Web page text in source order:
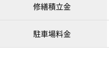
修繕積立金
駐車場料金